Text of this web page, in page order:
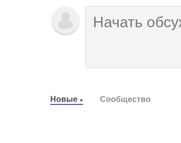
Новые Сообщество